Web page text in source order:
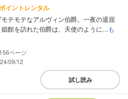
イントレンタル
テモテなアルヴィン伯爵。一夜の退屈
娼館を訪れた伯爵は、天使のように...も
156
09/12
試し読み